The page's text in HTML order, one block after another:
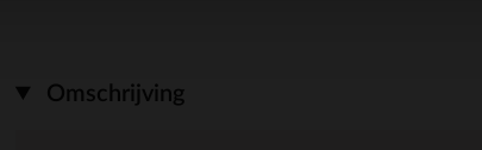
Omschrijving